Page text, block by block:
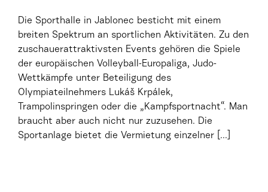
Die Sporthalle in Jablonec besticht mit einem
breiten Spektrum an sportlichen Aktivitäten. Zu den
zuschauerattraktivsten Events gehören die Spiele
der europäischen Volleyball-Europaliga, Judo-
Wettkämpfe unter Beteiligung des
Olympiateilnehmers Lukáš Krpálek,
Trampolinspringen oder die „Kampfsportnacht“. Man
braucht aber auch nicht nur zuzusehen. Die
Sportanlage bietet die Vermietung einzelner [...]